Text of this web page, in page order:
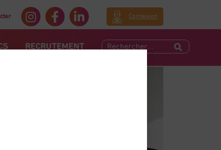
Connexion
RECRUTEMENT